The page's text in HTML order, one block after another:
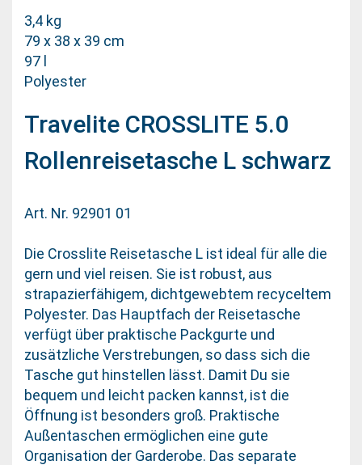
3,4 kg
79 x 38 x 39 cm
97 l
Polyester
Travelite CROSSLITE 5.0
Rollenreisetasche L schwarz
Art. Nr. 92901 01
Die Crosslite Reisetasche L ist ideal für alle die
gern und viel reisen. Sie ist robust, aus
strapazierfähigem, dichtgewebtem recyceltem
Polyester. Das Hauptfach der Reisetasche
verfügt über praktische Packgurte und
zusätzliche Verstrebungen, so dass sich die
Tasche gut hinstellen lässt. Damit Du sie
bequem und leicht packen kannst, ist die
Öffnung ist besonders groß. Praktische
Außentaschen ermöglichen eine gute
Organisation der Garderobe. Das separate